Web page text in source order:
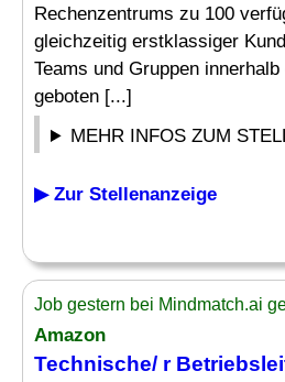
Rechenzentrums zu 100
gleichzeitig erstklassiger
Teams und Gruppen
geboten [...]
MEHR INFOS ZUM
▶ Zur Stellenanzeige
Job gestern bei Mindmatch.ai
Amazon
Technische/ r